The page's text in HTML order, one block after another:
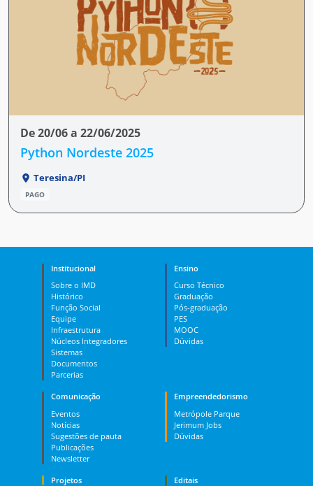
De 20/06 a 22/06/2025
Python Nordeste 2025
Teresina/PI
PAGO
Institucional
Sobre o IMD
Histórico
Função Social
Equipe
Infraestrutura
Núcleos Integradores
Sistemas
Documentos
Parcerias
Ensino
Curso Técnico
Graduação
Pós-graduação
PES
MOOC
Dúvidas
Comunicação
Eventos
Notícias
Sugestões de pauta
Publicações
Newsletter
Empreendedorismo
Metrópole Parque
Jerimum Jobs
Dúvidas
Projetos
Editais